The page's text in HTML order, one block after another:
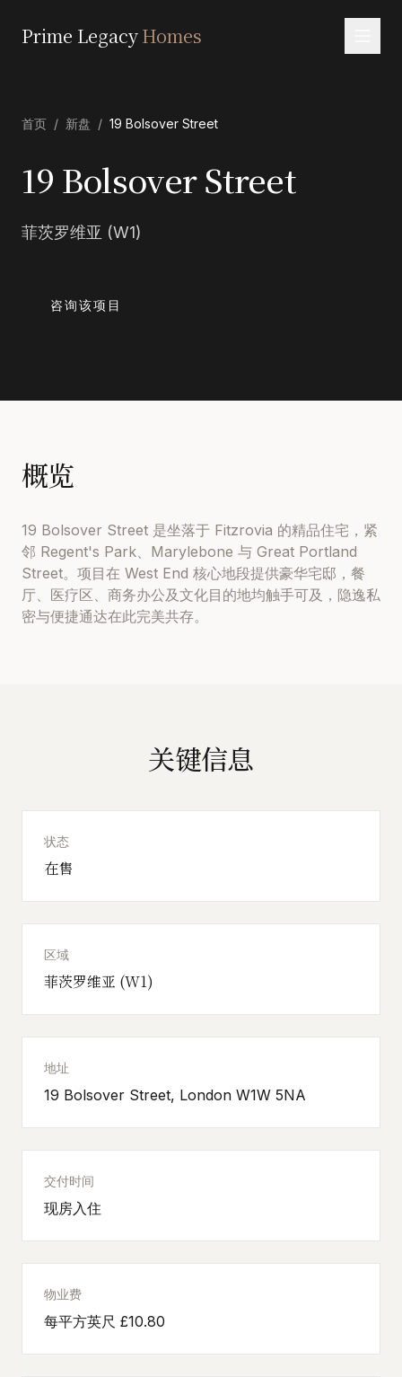
Prime LegacyHomes
服务
关于我们
首页 / 新盘 / 19 Bolsover Street
19 Bolsover Street
菲茨罗维亚 (W1)
咨询该项目
概览
19 Bolsover Street 是坐落于 Fitzrovia 的精品住宅，紧
邻 Regent's Park、Marylebone 与 Great Portland
Street。项目在 West End 核心地段提供豪华宅邸，餐
厅、医疗区、商务办公及文化目的地均触手可及，隐逸私
密与便捷通达在此完美共存。
关键信息
状态
在售
区域
菲茨罗维亚 (W1)
地址
19 Bolsover Street, London W1W 5NA
交付时间
现房入住
物业费
每平方英尺 £10.80